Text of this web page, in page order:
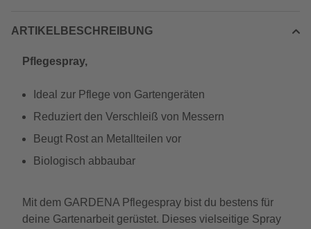
ARTIKELBESCHREIBUNG
Pflegespray,
Ideal zur Pflege von Gartengeräten
Reduziert den Verschleiß von Messern
Beugt Rost an Metallteilen vor
Biologisch abbaubar
Mit dem GARDENA Pflegespray bist du bestens für
deine Gartenarbeit gerüstet. Dieses vielseitige Spray